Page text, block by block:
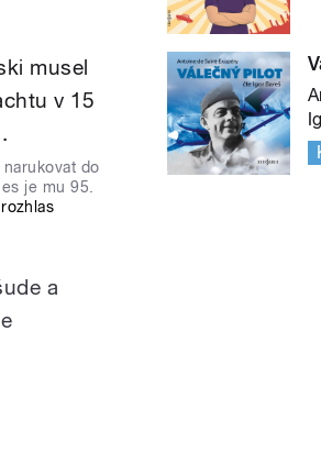
do
je mu 95.
a